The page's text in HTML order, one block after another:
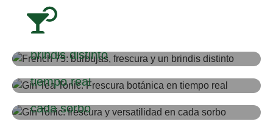
Gin Tea Tonic: Frescura botánica en
tiempo real
CÓCTEL
brindis distinto
Gin Tonic: frescura y versatilidad en
cada sorbo
Martini: La elegancia en su máxima